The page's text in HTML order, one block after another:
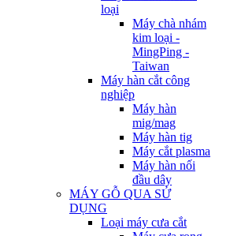
loại
Máy chà nhám
kim loại -
MingPing -
Taiwan
Máy hàn cắt công
nghiệp
Máy hàn
mig/mag
Máy hàn tig
Máy cắt plasma
Máy hàn nối
đầu dây
MÁY GỖ QUA SỬ
DỤNG
Loại máy cưa cắt